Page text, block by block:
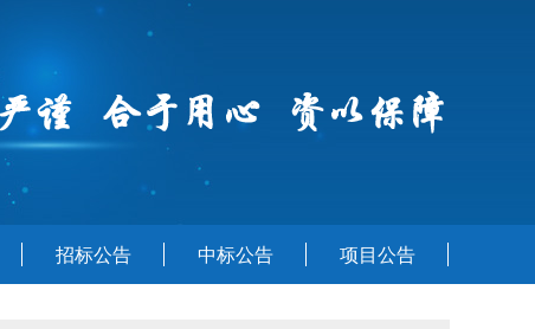
招标公告 中标公告 项目公告